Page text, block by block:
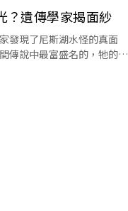
？遺傳學家揭面紗
發現了尼斯湖水怪的真面
傳說中最富盛名的，牠的模
訴你，「水怪」到底是魚還